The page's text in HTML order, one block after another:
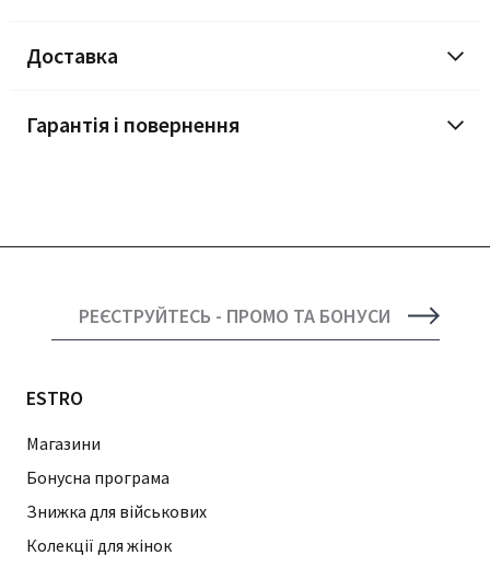
Доставка
Гарантія і повернення
РЕЄСТРУЙТЕСЬ - ПРОМО ТА БОНУСИ
ESTRO
Магазини
Бонусна програма
Знижка для військових
Колекції для жінок